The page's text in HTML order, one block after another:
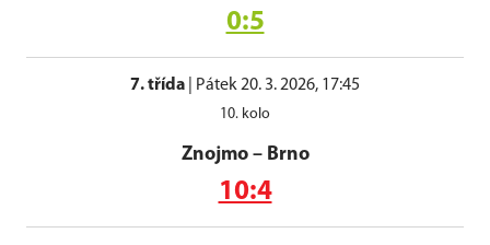
0:5
7. třída Pátek 20. 3. 2026, 17:45
10. kolo
Znojmo– Brno
10:4